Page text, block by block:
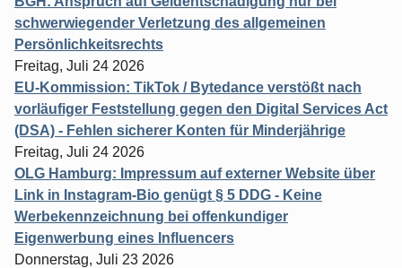
schwerwiegender Verletzung des allgemeinen
Persönlichkeitsrechts
Freitag, Juli 24 2026
EU-Kommission: TikTok / Bytedance verstößt nach
vorläufiger Feststellung gegen den Digital Services Act
(DSA) - Fehlen sicherer Konten für Minderjährige
Freitag, Juli 24 2026
OLG Hamburg: Impressum auf externer Website über
Link in Instagram-Bio genügt § 5 DDG - Keine
Werbekennzeichnung bei offenkundiger
Eigenwerbung eines Influencers
Donnerstag, Juli 23 2026